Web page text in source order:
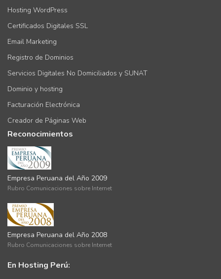
Hosting WordPress
Certificados Digitales SSL
Email Marketing
Registro de Dominios
Servicios Digitales No Domiciliados y SUNAT
Dominio y hosting
Facturación Electrónica
Creador de Páginas Web
Reconocimientos
Empresa Peruana del Año 2009
Rubro Comunicaciones sobre Internet
Empresa Peruana del Año 2008
Rubro Comunicaciones sobre Internet
En Hosting Perú: